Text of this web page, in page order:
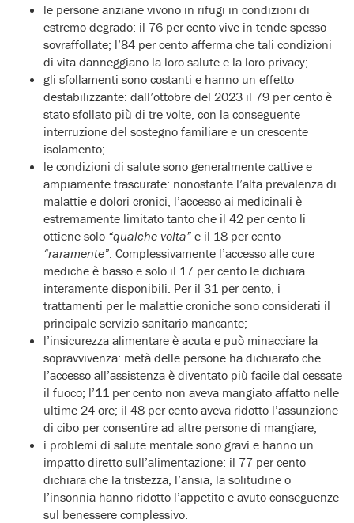
le persone anziane vivono in rifugi in condizioni di
estremo degrado: il 76 per cento vive in tende spesso
sovraffollate; l’84 per cento afferma che tali condizioni
di vita danneggiano la loro salute e la loro privacy;
gli sfollamenti sono costanti e hanno un effetto
destabilizzante: dall’ottobre del 2023 il 79 per cento è
stato sfollato più di tre volte, con la conseguente
interruzione del sostegno familiare e un crescente
isolamento;
le condizioni di salute sono generalmente cattive e
ampiamente trascurate: nonostante l’alta prevalenza di
malattie e dolori cronici, l’accesso ai medicinali è
estremamente limitato tanto che il 42 per cento li
ottiene solo “qualche volta” e il 18 per cento
“raramente” . Complessivamente l’accesso alle cure
mediche è basso e solo il 17 per cento le dichiara
interamente disponibili. Per il 31 per cento, i
trattamenti per le malattie croniche sono considerati il
principale servizio sanitario mancante;
l’insicurezza alimentare è acuta e può minacciare la
sopravvivenza: metà delle persone ha dichiarato che
l’accesso all’assistenza è diventato più facile dal cessate
il fuoco; l’11 per cento non aveva mangiato affatto nelle
ultime 24 ore; il 48 per cento aveva ridotto l’assunzione
di cibo per consentire ad altre persone di mangiare;
i problemi di salute mentale sono gravi e hanno un
impatto diretto sull’alimentazione: il 77 per cento
dichiara che la tristezza, l’ansia, la solitudine o
l’insonnia hanno ridotto l’appetito e avuto conseguenze
sul benessere complessivo.